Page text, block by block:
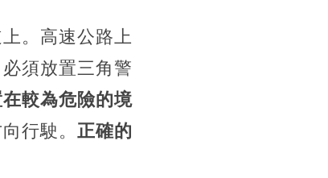
。高速公路上
須放置三角警
較為危險的境
行駛。 正確的